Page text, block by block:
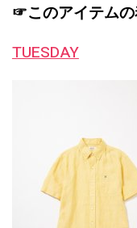
☞このアイテムの
TUESDAY